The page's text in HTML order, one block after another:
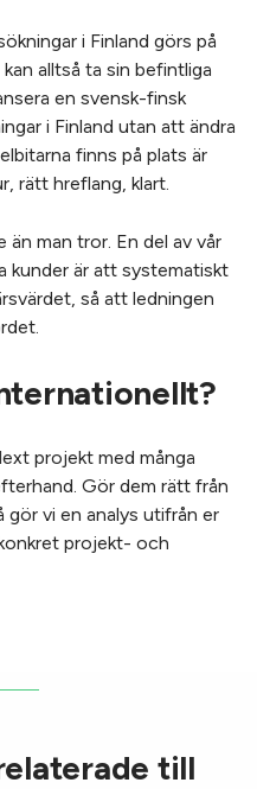
i Finland görs på
alltså ta sin befintliga
en svensk-finsk
i Finland utan att ändra
finns på plats är
rätt hreflang, klart.
man tror. En del av vår
kunder är att systematiskt
så att ledningen
projekt med många
Gör dem rätt från
gör vi en analys utifrån er
projekt- och
till